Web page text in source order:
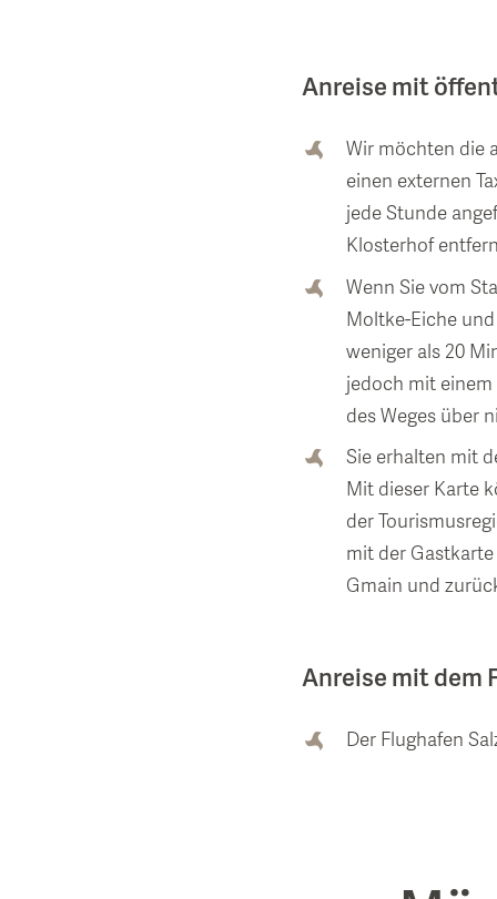
Anreise mit
Wir möchten die
einen externen
jede Stunde
Klosterhof
Wenn Sie vom
Moltke-Eiche
weniger als 20
jedoch mit einem
des Weges über
Sie erhalten mit
Mit dieser Karte
der
mit der
Gmain und
Anreise mit dem
Der Flughafen